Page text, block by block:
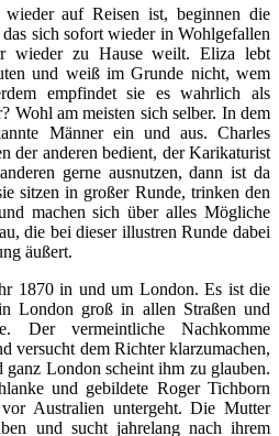
auf Reisen ist, beginnen die
sich sofort wieder in Wohlgefallen
wieder zu Hause weilt. Eliza lebt
und weiß im Grunde nicht, wem
empfindet sie es wahrlich als
Wohl am meisten sich selber. In dem
Männer ein und aus. Charles
der anderen bedient, der Karikaturist
gerne ausnutzen, dann ist da
sitzen in großer Runde, trinken den
machen sich über alles Mögliche
die bei dieser illustren Runde dabei
äußert.
1870 in und um London. Es ist die
London groß in allen Straßen und
Der vermeintliche Nachkomme
versucht dem Richter klarzumachen,
London scheint ihm zu glauben.
und gebildete Roger Tichborn
Australien untergeht. Die Mutter
und sucht jahrelang nach ihrem